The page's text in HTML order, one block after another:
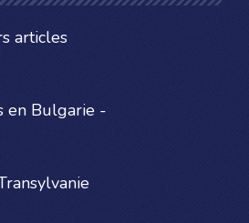
articles
en Bulgarie -